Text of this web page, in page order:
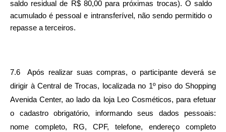
saldo residual de R$ 80,00 para próximas trocas). O saldo
acumulado é pessoal e intransferível, não sendo permitido o
repasse a terceiros.
7.6  Após realizar suas compras, o participante deverá se
dirigir à Central de Trocas, localizada no 1º piso do Shopping
Avenida Center, ao lado da loja Leo Cosméticos, para efetuar
o cadastro obrigatório, informando seus dados pessoais:
nome completo, RG, CPF, telefone, endereço completo